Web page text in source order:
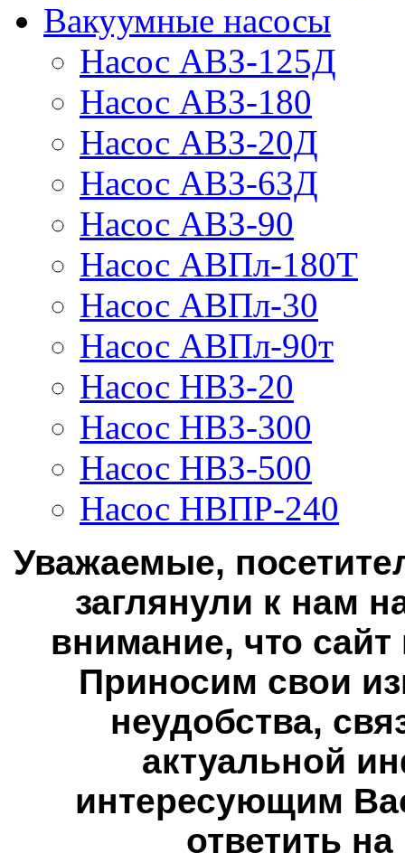
Вакуумные насосы
Насос АВЗ-125Д
Насос АВЗ-180
Насос АВЗ-20Д
Насос АВЗ-63Д
Насос АВЗ-90
Насос АВПл-180Т
Насос АВПл-30
Насос АВПл-90т
Насос НВЗ-20
Насос НВЗ-300
Насос НВЗ-500
Насос НВПР-240
Уважаемые,
заглянули к нам
внимание, что сайт
Приносим свои
неудобства,
актуальной
интересующим
ответить